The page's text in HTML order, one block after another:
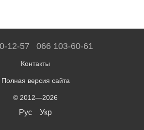
12-57 066 103-60-61
Контакты
Полная версия сайта
© 2012—2026
Рус Укр